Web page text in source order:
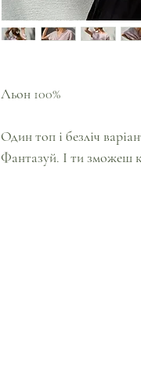
Льон 100%
Один топ і безліч
Фантазуй. І ти зможеш